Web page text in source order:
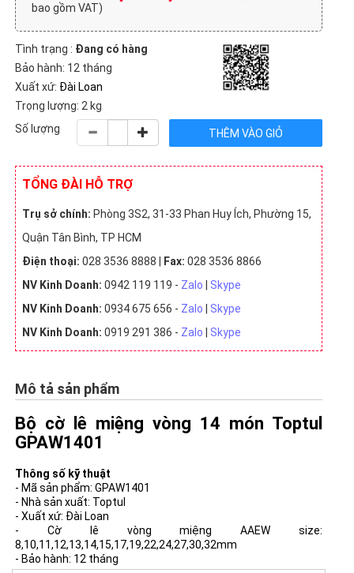
bao gồm VAT)
Tình trạng : Đang có hàng
Bảo hành: 12 tháng
Xuất xứ: Đài Loan
Trọng lượng: 2 kg
Số lượng
TỔNG ĐÀI HỖ TRỢ
Trụ sở chính: Phòng 3S2, 31-33 Phan Huy Ích, Phường 15,
Quận Tân Bình, TP HCM
Điện thoại: 028 3536 8888 | Fax: 028 3536 8866
NV Kinh Doanh: 0942 119 119 - Zalo
Skype
NV Kinh Doanh: 0934 675 656 - Zalo
Skype
NV Kinh Doanh: 0919 291 386 - Zalo Skype
Mô tả sản phẩm
Bộ cờ lê miệng vòng 14 món Toptul
GPAW1401
Thông số kỹ thuật
- Mã sản phẩm: GPAW1401
- Nhà sản xuất: Toptul
- Xuất xứ: Đài Loan
- Cờ lê vòng miệng AAEW size:
8,10,11,12,13,14,15,17,19,22,24,27,30,32mm
- Bảo hành: 12 tháng